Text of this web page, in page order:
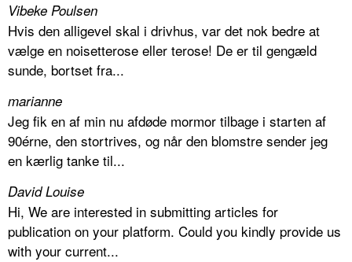
Vibeke Poulsen
Hvis den alligevel skal i drivhus, var det nok bedre at
vælge en noisetterose eller terose! De er til gengæld
sunde, bortset fra...
marianne
Jeg fik en af min nu afdøde mormor tilbage i starten af
90érne, den stortrives, og når den blomstre sender jeg
en kærlig tanke til...
David Louise
Hi, We are interested in submitting articles for
publication on your platform. Could you kindly provide us
with your current...